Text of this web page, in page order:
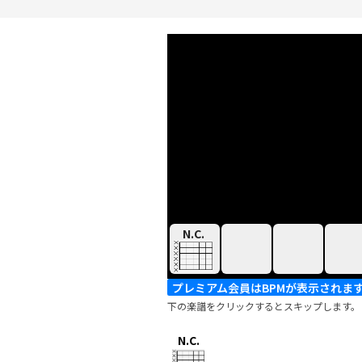
N.C.
プレミアム会員はBPMが表示されま
下の楽譜をクリックするとスキップします。
N.C.